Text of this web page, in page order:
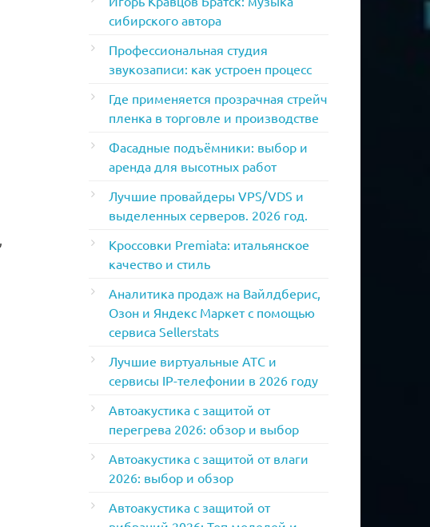
сибирского автора
Профессиональная студия
звукозаписи: как устроен процесс
Где применяется прозрачная стрейч
пленка в торговле и производстве
Фасадные подъёмники: выбор и
аренда для высотных работ
Лучшие провайдеры VPS/VDS и
выделенных серверов. 2026 год.
Кроссовки Premiata: итальянское
качество и стиль
Аналитика продаж на Вайлдберис,
Озон и Яндекс Маркет с помощью
сервиса Sellerstats
Лучшие виртуальные АТС и
сервисы IP-телефонии в 2026 году
Автоакустика с защитой от
перегрева 2026: обзор и выбор
Автоакустика с защитой от влаги
2026: выбор и обзор
Автоакустика с защитой от